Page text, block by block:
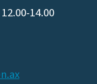
14.00